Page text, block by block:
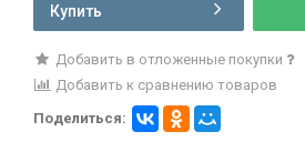
Купить
Добавить в отложенные покупки
Добавить к сравнению товаров
Поделиться: